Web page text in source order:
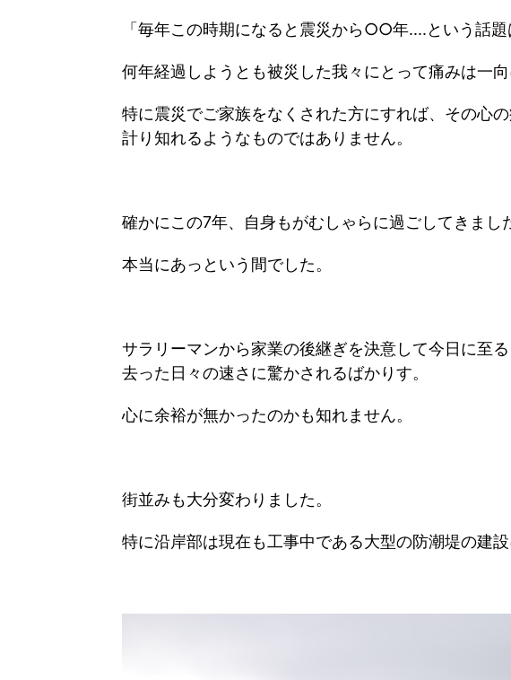
「毎年この時期になると震災から○○年....という話題
何年経過しようとも被災した我々にとって痛みは一
特に震災でご家族をなくされた方にすれば、その心
計り知れるようなものではありません。
確かにこの7年、自身もがむしゃらに過ごしてきまし
本当にあっという間でした。
サラリーマンから家業の後継ぎを決意して今日に至
去った日々の速さに驚かされるばかりす。
心に余裕が無かったのかも知れません。
街並みも大分変わりました。
特に沿岸部は現在も工事中である大型の防潮堤の建